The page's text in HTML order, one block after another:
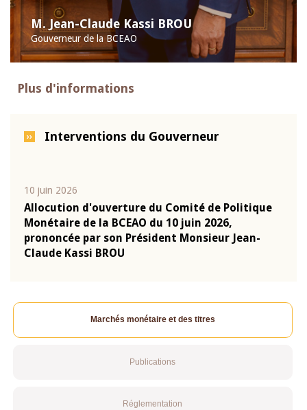
M. Jean-Claude Kassi BROU
Gouverneur de la BCEAO
Plus d'informations
Interventions du Gouverneur
10 juin 2026
Allocution d'ouverture du Comité de Politique
Monétaire de la BCEAO du 10 juin 2026,
prononcée par son Président Monsieur Jean-
Claude Kassi BROU
Marchés monétaire et des titres
Publications
Réglementation